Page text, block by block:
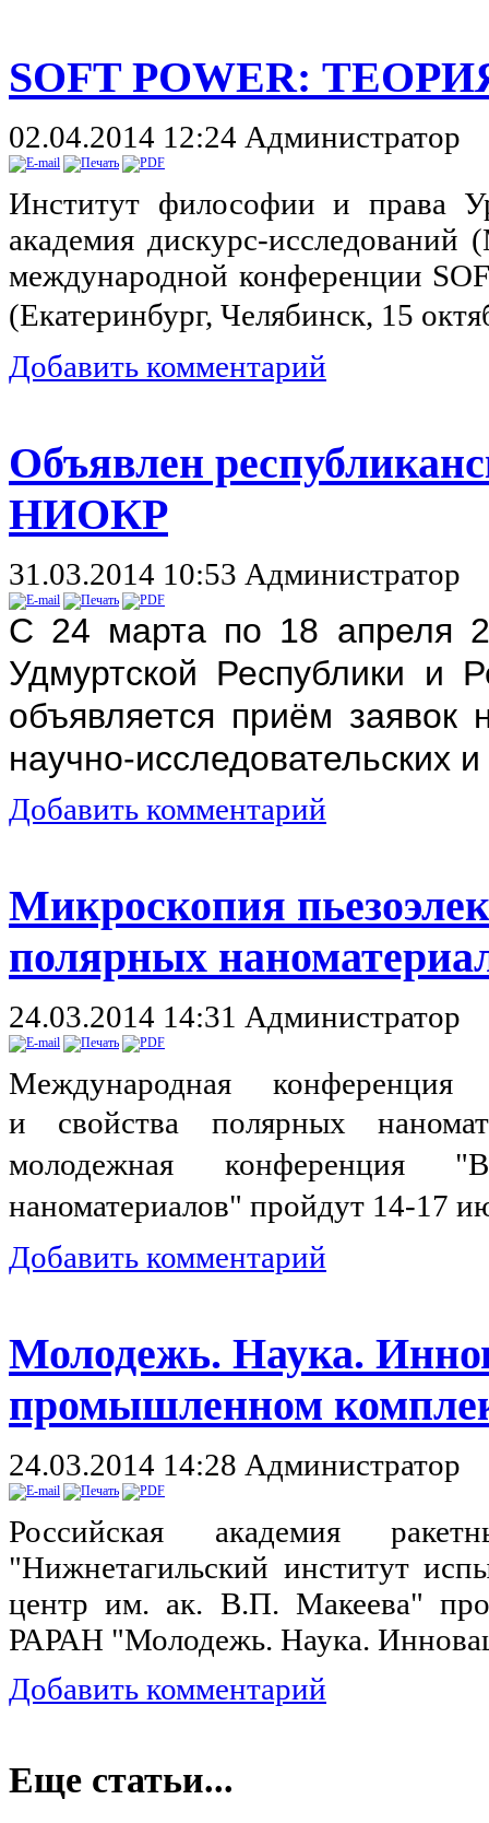
SOFT POWER:
02.04.2014 12:24 Администратор
Институт философии и права
академия дискурс-
международной конференции
(Екатеринбург, Челябинск, 15
Добавить комментарий
Объявлен
НИОКР
31.03.2014 10:53 Администратор
С 24 марта по 18 апреля
Удмуртской Республики и
объявляется приём заявок
научно-исследовательских
Добавить комментарий
Микроскопия
полярных
24.03.2014 14:31 Администратор
Международная конференция
и свойства полярных
молодежная конференция
наноматериалов" пройдут 14-17
Добавить комментарий
Молодежь. Наука.
промышленном
24.03.2014 14:28 Администратор
Российская академия
"Нижнетагильский институт
центр им. ак. В.П. Макеева"
РАРАН "Молодежь. Наука.
Добавить комментарий
Еще статьи...